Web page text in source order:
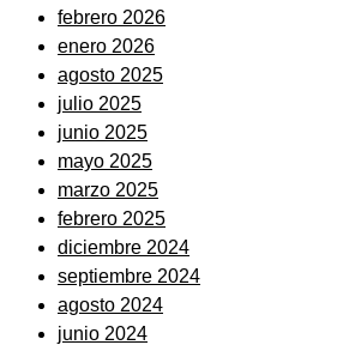
febrero 2026
enero 2026
agosto 2025
julio 2025
junio 2025
mayo 2025
marzo 2025
febrero 2025
diciembre 2024
septiembre 2024
agosto 2024
junio 2024